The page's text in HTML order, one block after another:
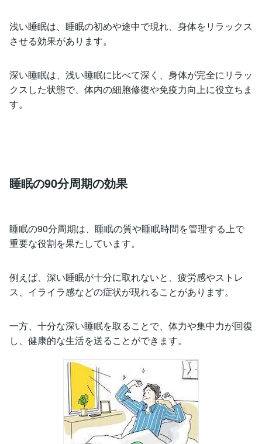
浅い睡眠は、睡眠の初めや途中で現れ、身体をリラックス
させる効果があります。
深い睡眠は、浅い睡眠に比べて深く、身体が完全にリラッ
クスした状態で、体内の細胞修復や免疫力向上に役立ちま
す。
睡眠の90分周期の効果
睡眠の90分周期は、睡眠の質や睡眠時間を管理する上で
重要な役割を果たしています。
例えば、深い睡眠が十分に取れないと、疲労感やストレ
ス、イライラ感などの症状が現れることがあります。
一方、十分な深い睡眠を取ることで、体力や集中力が回復
し、健康的な生活を送ることができます。